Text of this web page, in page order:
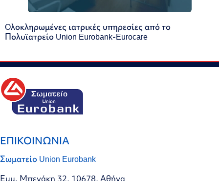
Oλοκληρωμένες ιατρικές υπηρεσίες από το
Πολυϊατρείο Union Eurobank-Eurocare
ΕΠΙΚΟΙΝΩΝΙΑ
Σωματείο Union Eurobank
Εμμ. Μπενάκη 32, 10678, Αθήνα